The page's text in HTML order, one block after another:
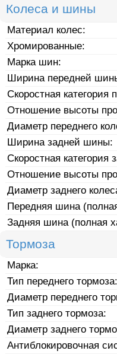
Колеса и шины
Материал колес:
Хромированные:
Марка шин:
Ширина передней
Скоростная
Отношение высоты
Диаметр переднего
Ширина задней шины:
Скоростная категория
Отношение высоты
Диаметр заднего
Передняя шина
Задняя шина (полная
Тормоза
Марка:
Тип переднего тормоза:
Диаметр переднего
Тип заднего тормоза:
Диаметр заднего
Антиблокировочная